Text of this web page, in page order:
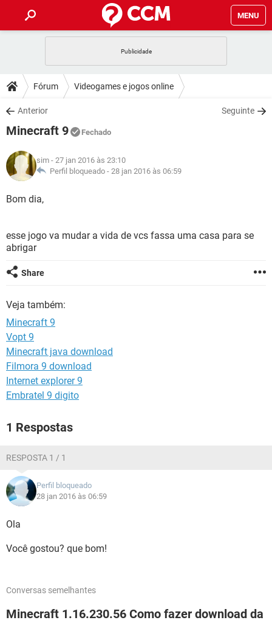
MENU
CELULAR FACEBOOK
OUTLOOK
INSTAGRAM
GUIA DE COMPRAS
DICAS
JOGOS WHATSAPP
INSTAGRAM
GUIA DE COMPRAS
DOWNLOADS
JOGOS
CELULAR
OUTLOOK EXCEL
INSTAGRAM
JOGOS
CELULAR
OUTLOOK
GUIA DE COMPRAS
GLOSSÁRIO
JOGOS
OUTLOOK EXCEL
INSTAGRAM
GUIA DE COMPRAS
Fórum Videogames e jogos online
Anterior Seguinte
Minecraft 9 Fechado
sim - 27 jan 2016 às 23:10
Perfil bloqueado - 28 jan 2016 às 06:59
Bom dia,
esse jogo va mudar a vida de vcs fassa uma casa para se
abrigar
Share
Veja também:
Minecraft 9
Vopt 9
Minecraft java download
Filmora 9 download
Internet explorer 9
Embratel 9 digito
1 Respostas
RESPOSTA 1 / 1
Perfil bloqueado
28 jan 2016 às 06:59
Ola
Você gostou? que bom!
Conversas semelhantes
Minecraft 1.16.230.56 Como fazer download da